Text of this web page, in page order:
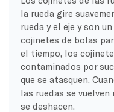
la rueda gire
rueda y el eje y son
cojinetes de bolas
el tiempo, los
contaminados por
que se atasquen.
las ruedas se vuelven
se deshacen.